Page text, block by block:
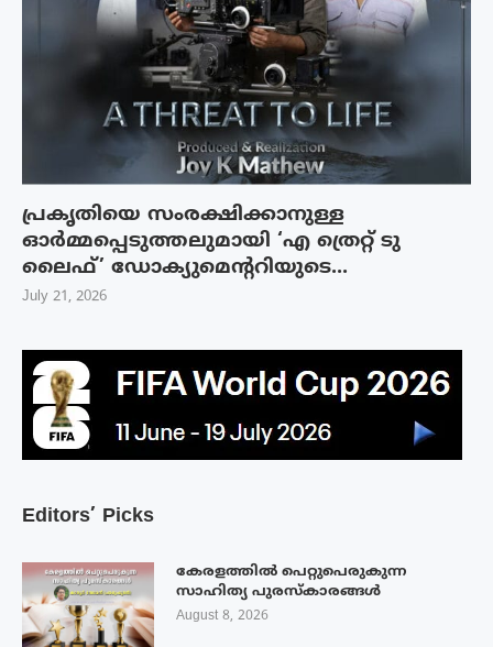
Editors’ Picks
കേരളത്തിൽ പെറ്റുപെരുകുന്ന
സാഹിത്യ പുരസ്‌കാരങ്ങൾ
August 8, 2026
പ്രകൃതിയെ സംരക്ഷിക്കാനുള്ള
ഓർമ്മപ്പെടുത്തലുമായി ‘എ ത്രെറ്റ് ടു
ലൈഫ്’ ഡോക്യുമെന്ററിയുടെ...
July 21, 2026